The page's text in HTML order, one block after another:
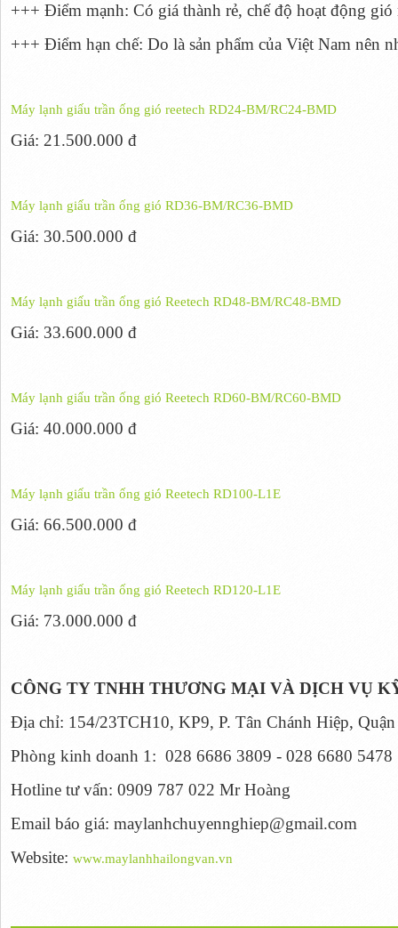
+++ Điểm mạnh: Có giá thành rẻ, chế độ hoạt động
+++ Điểm hạn chế: Do là sản phẩm của Việt Nam nên
Máy lạnh giấu trần ống gió reetech RD24-BM/RC24-BMD
Giá: 21.500.000 đ
Máy lạnh giấu trần ống gió RD36-BM/RC36-BMD
Giá: 30.500.000 đ
Máy lạnh giấu trần ống gió Reetech RD48-BM/RC48-BMD
Giá: 33.600.000 đ
Máy lạnh giấu trần ống gió Reetech RD60-BM/RC60-BMD
Giá: 40.000.000 đ
Máy lạnh giấu trần ống gió Reetech RD100-L1E
Giá: 66.500.000 đ
Máy lạnh giấu trần ống gió Reetech RD120-L1E
Giá: 73.000.000 đ
CÔNG TY TNHH THƯƠNG MẠI VÀ DỊCH VỤ
Địa chỉ: 154/23TCH10, KP9, P. Tân Chánh Hiệp,
Phòng kinh doanh 1: 028 6686 3809 - 028 6680 5478
Hotline tư vấn: 0909 787 022 Mr Hoàng
Email báo giá: maylanhchuyennghiep@gmail.com
Website: www.maylanhhailongvan.vn